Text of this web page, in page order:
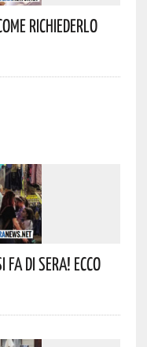
Richiederlo
Di Sera! Ecco